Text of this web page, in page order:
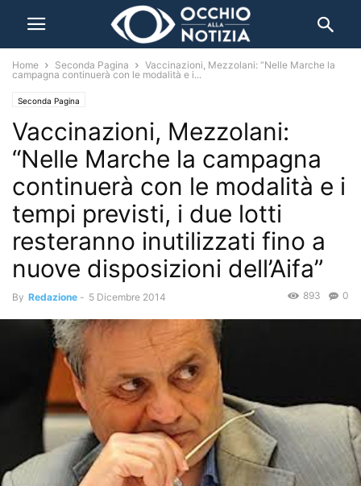
Home Seconda Pagina
Vaccinazioni, Mezzolani: “Nelle Marche la
campagna continuerà con le modalità e i...
Seconda Pagina
Vaccinazioni, Mezzolani:
“Nelle Marche la campagna
continuerà con le modalità e i
tempi previsti, i due lotti
resteranno inutilizzati fino a
nuove disposizioni dell’Aifa”
By Redazione - 5 Dicembre 2014 0
893